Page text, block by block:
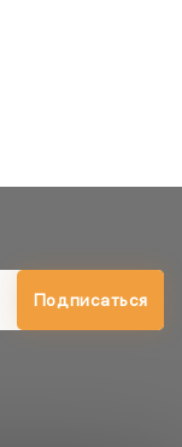
Подписаться